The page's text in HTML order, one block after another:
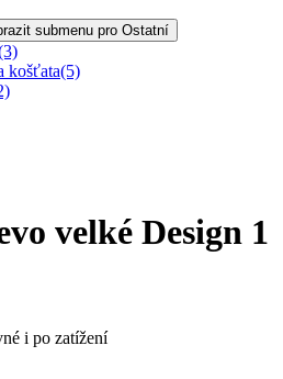
submenu pro Ostatní
košťata(5)
velké Design 1
i po zatížení